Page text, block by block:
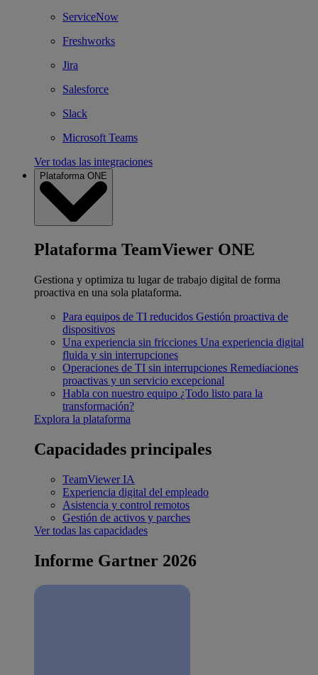
ServiceNow
Freshworks
Jira
Salesforce
Slack
Microsoft Teams
Ver todas las integraciones
Plataforma ONE
Plataforma TeamViewer ONE
Gestiona y optimiza tu lugar de trabajo digital de forma
proactiva en una sola plataforma.
Para equipos de TI reducidos Gestión proactiva de
dispositivos
Una experiencia sin fricciones Una experiencia digital
fluida y sin interrupciones
Operaciones de TI sin interrupciones Remediaciones
proactivas y un servicio excepcional
Habla con nuestro equipo ¿Todo listo para la
transformación?
Explora la plataforma
Capacidades principales
TeamViewer IA
Experiencia digital del empleado
Asistencia y control remotos
Gestión de activos y parches
Ver todas las capacidades
Informe Gartner 2026